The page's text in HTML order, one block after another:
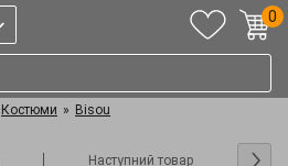
0
Костюми » Bisou
Наступний товар